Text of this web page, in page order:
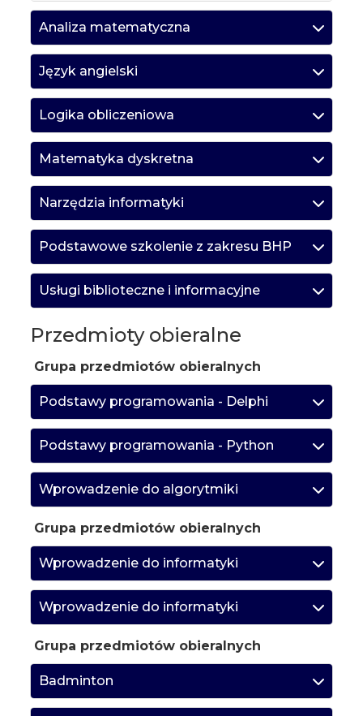
Analiza matematyczna
Język angielski
Logika obliczeniowa
Matematyka dyskretna
Narzędzia informatyki
Podstawowe szkolenie z zakresu BHP
Usługi biblioteczne i informacyjne
Przedmioty obieralne
Grupa przedmiotów obieralnych
Podstawy programowania - Delphi
Podstawy programowania - Python
Wprowadzenie do algorytmiki
Grupa przedmiotów obieralnych
Wprowadzenie do informatyki
Wprowadzenie do informatyki
Grupa przedmiotów obieralnych
Badminton